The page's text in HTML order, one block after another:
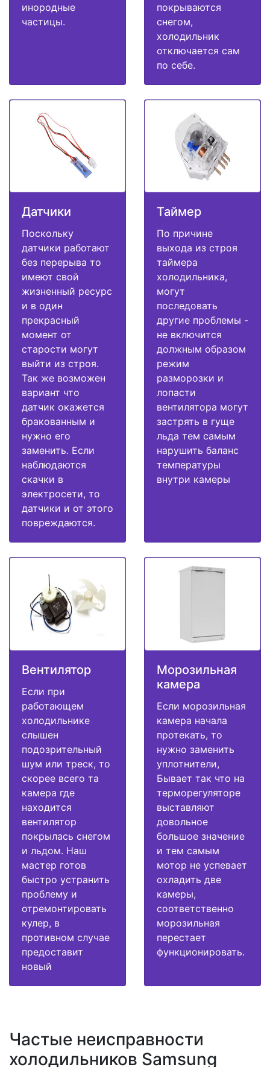
инородные
частицы.
покрываются
снегом,
холодильник
отключается сам
по себе.
Датчики
Поскольку
датчики работают
без перерыва то
имеют свой
жизненный ресурс
и в один
прекрасный
момент от
старости могут
выйти из строя.
Так же возможен
вариант что
датчик окажется
бракованным и
нужно его
заменить. Если
наблюдаются
скачки в
электросети, то
датчики и от этого
повреждаются.
Таймер
По причине
выхода из строя
таймера
холодильника,
могут
последовать
другие проблемы -
не включится
должным образом
режим
разморозки и
лопасти
вентилятора могут
застрять в гуще
льда тем самым
нарушить баланс
температуры
внутри камеры
Вентилятор
Если при
работающем
холодильнике
слышен
подозрительный
шум или треск, то
скорее всего та
камера где
находится
вентилятор
покрылась снегом
и льдом. Наш
мастер готов
быстро устранить
проблему и
отремонтировать
кулер, в
противном случае
предоставит
новый
Морозильная
камера
Если морозильная
камера начала
протекать, то
нужно заменить
уплотнители,
Бывает так что на
терморегуляторе
выставляют
довольное
большое значение
и тем самым
мотор не успевает
охладить две
камеры,
соответственно
морозильная
перестает
функционировать.
Частые неисправности
холодильников Samsung